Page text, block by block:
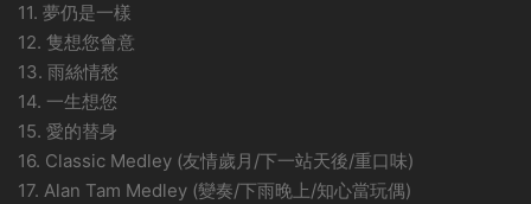
11. 夢仍是一樣
12. 隻想您會意
13. 雨絲情愁
14. 一生想您
15. 愛的替身
16. Classic Medley (友情歲月/下一站天後/重口味)
17. Alan Tam Medley (變奏/下雨晚上/知心當玩偶)